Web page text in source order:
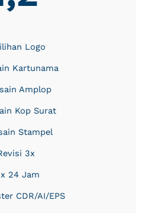
Logo
Kartunama
Amplop
Kop Surat
Stampel
3x
24 Jam
CDR/AI/EPS